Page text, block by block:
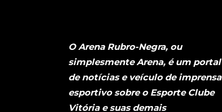
O Arena Rubro-Negra, ou
simplesmente Arena, é um portal
de notícias e veículo de imprensa
esportivo sobre o Esporte Clube
Vitória e suas demais